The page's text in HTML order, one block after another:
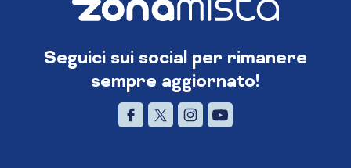
Seguici sui social per rimanere
sempre aggiornato!